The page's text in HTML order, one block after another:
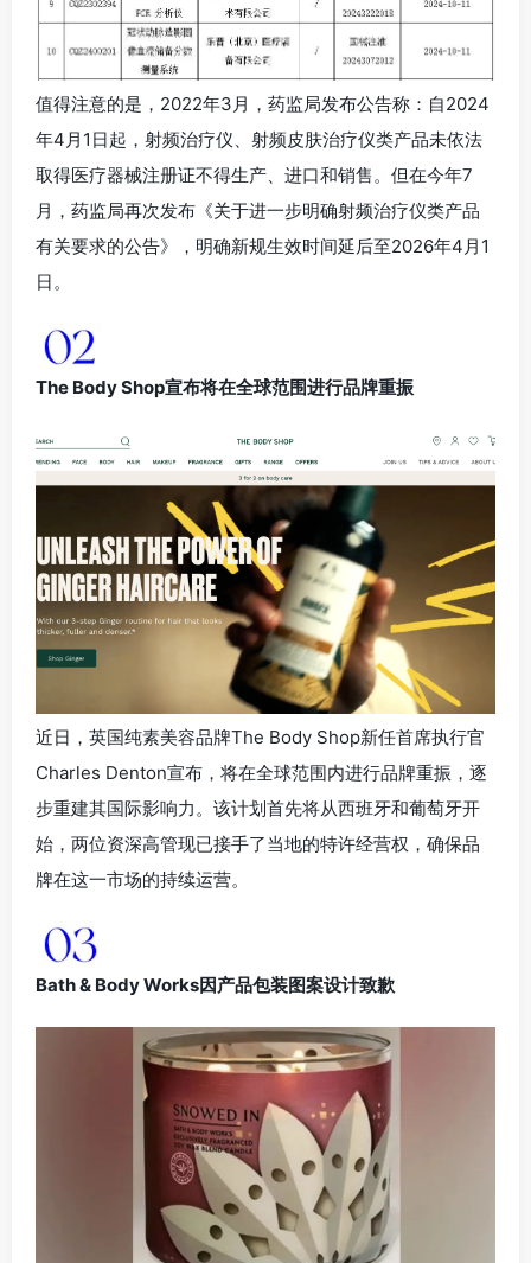
值得注意的是，2022年3月，药监局发布公告称：自2024
年4月1日起，射频治疗仪、射频皮肤治疗仪类产品未依法
取得医疗器械注册证不得生产、进口和销售。但在今年7
月，药监局再次发布《关于进一步明确射频治疗仪类产品
有关要求的公告》，明确新规生效时间延后至2026年4月1
日。
The Body Shop宣布将在全球范围进行品牌重振
近日，英国纯素美容品牌The Body Shop新任首席执行官
Charles Denton宣布，将在全球范围内进行品牌重振，逐
步重建其国际影响力。该计划首先将从西班牙和葡萄牙开
始，两位资深高管现已接手了当地的特许经营权，确保品
牌在这一市场的持续运营。
Bath & Body Works因产品包装图案设计致歉